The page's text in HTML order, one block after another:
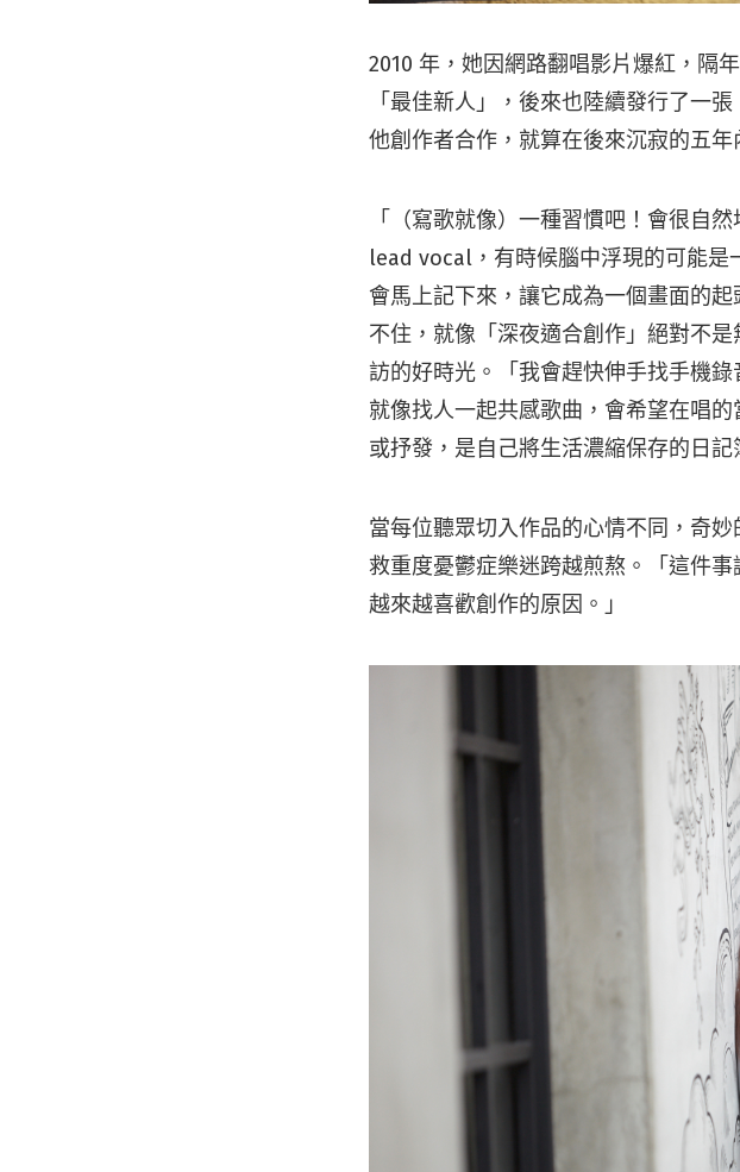
2010 年，她因網路翻唱影片爆紅，隔
「最佳新人」，後來也陸續發行了一
他創作者合作，就算在後來沉寂的五年
「（寫歌就像）一種習慣吧！會很自
lead vocal，有時候腦中浮現的可能是
會馬上記下來，讓它成為一個畫面的
不住，就像「深夜適合創作」絕對不
訪的好時光。「我會趕快伸手找手機
就像找人一起共感歌曲，會希望在唱
或抒發，是自己將生活濃縮保存的日記
當每位聽眾切入作品的心情不同，奇
救重度憂鬱症樂迷跨越煎熬。「這件
越來越喜歡創作的原因。」